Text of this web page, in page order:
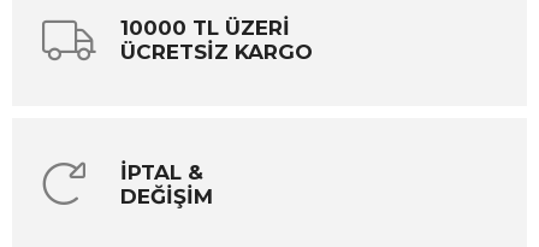
10000 TL ÜZERİ
ÜCRETSİZ KARGO
İPTAL &
DEĞİŞİM